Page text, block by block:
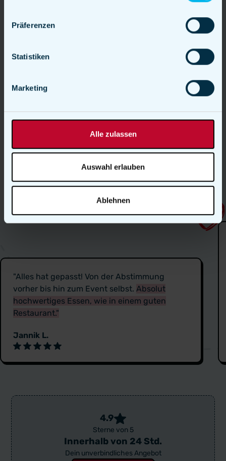
Präferenzen
Statistiken
Marketing
Alle zulassen
Auswahl erlauben
Ablehnen
Premium Foodtruck
mieten
"Alles hat gepasst! Von der Abstimmung
vorher bis hin zum Event selbst. Absolut
hochwertiges Essen, wie in einem guten
Restaurant."
Jannik L.
4.9
Sterne von 5
Innerhalb von 24 Std.
Dein unverbindliches Angebot